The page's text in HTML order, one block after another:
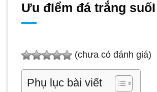
Ưu đIểm đá trắng
(chưa có đánh giá)
Phụ lục bài viết